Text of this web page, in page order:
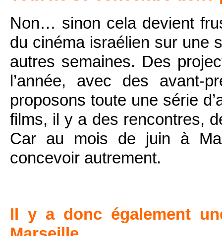
Non… sinon cela devient
du cinéma israélien sur une
autres semaines. Des
l’année, avec des avant-
proposons toute une série
films, il y a des rencontres,
Car au mois de juin à
concevoir autrement.
Il y a donc également